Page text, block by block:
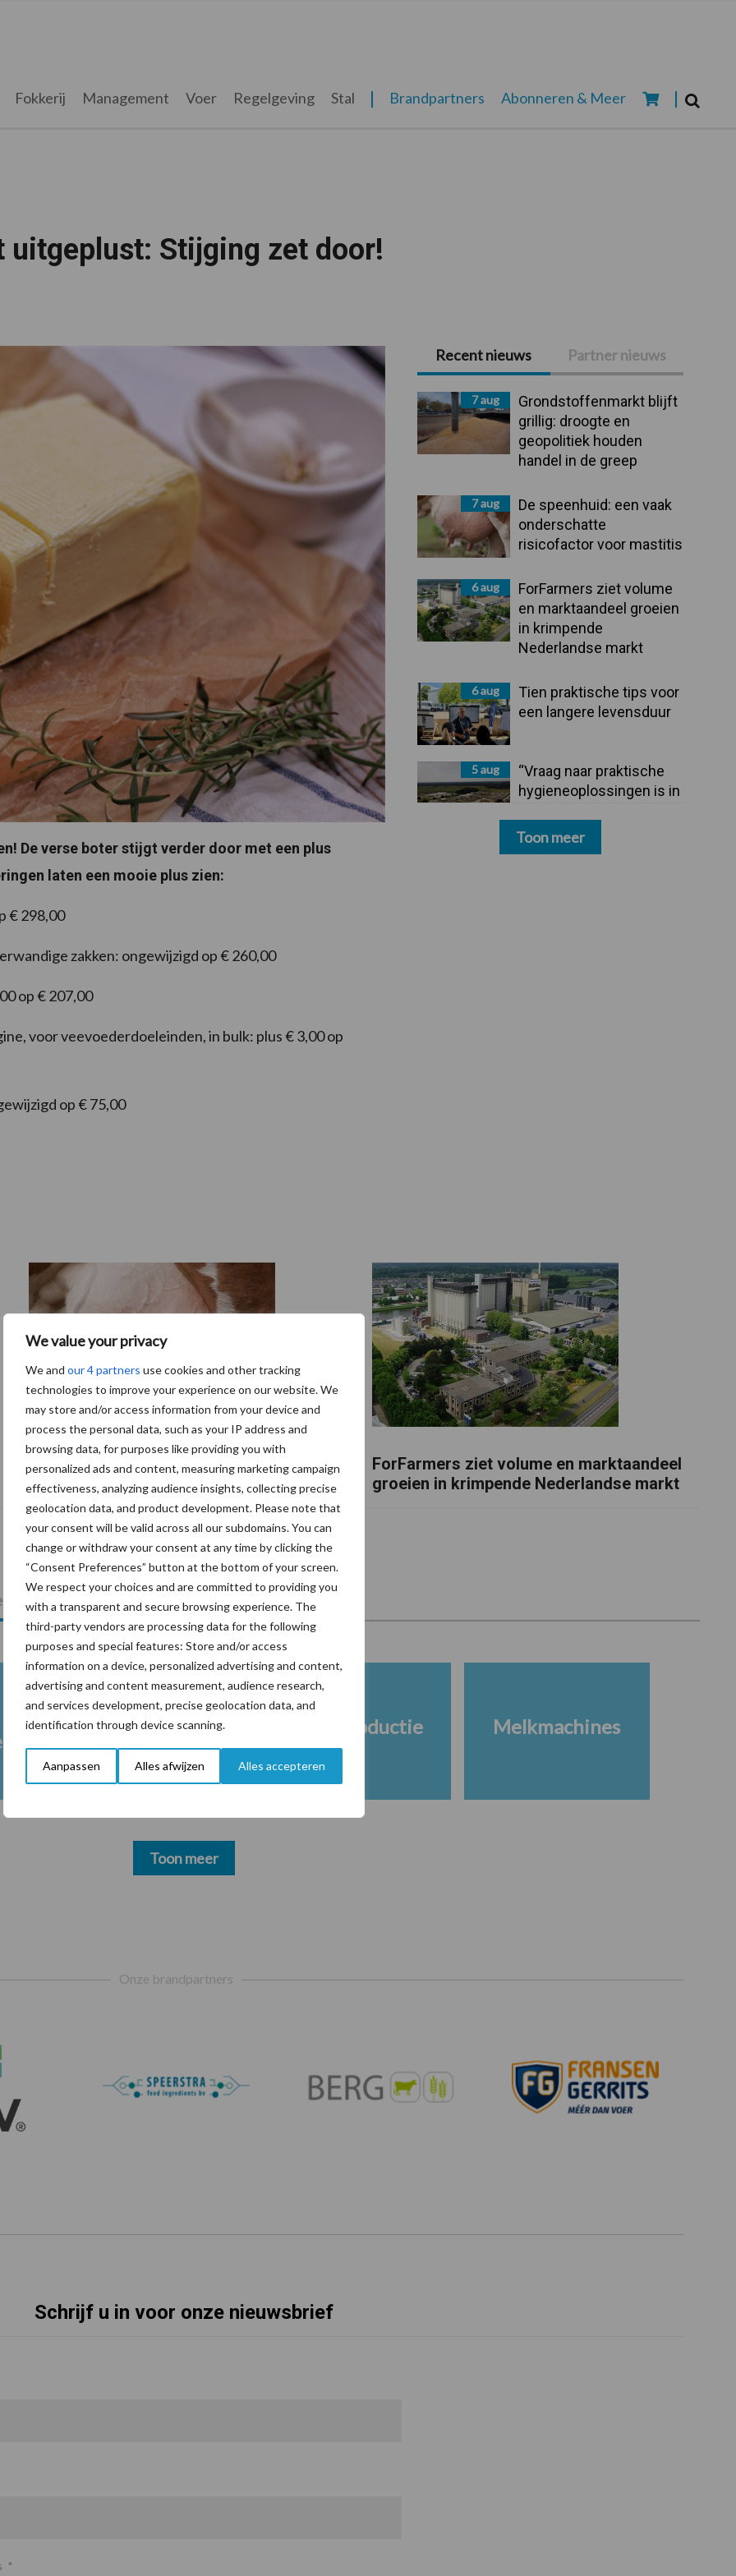
We value your privacy
We and our 4 partners use cookies and other tracking
technologies to improve your experience on our website. We
may store and/or access information from your device and
process the personal data, such as your IP address and
browsing data, for purposes like providing you with
personalized ads and content, measuring marketing campaign
effectiveness, analyzing audience insights, collecting precise
geolocation data, and product development. Please note that
your consent will be valid across all our subdomains. You can
change or withdraw your consent at any time by clicking the
“Consent Preferences” button at the bottom of your screen.
We respect your choices and are committed to providing you
with a transparent and secure browsing experience. The
third-party vendors are processing data for the following
purposes and special features: Store and/or access
information on a device, personalized advertising and content,
advertising and content measurement, audience research,
and services development, precise geolocation data, and
identification through device scanning.
Aanpassen Alles afwijzen Alles accepteren
Fokkerij Management Voer Regelgeving Stal Brandpartners Abonneren & Meer
Stijging zet door!
De verse boter stijgt verder door met een plus
laten een mooie plus zien:
€ 298,00
zakken: ongewijzigd op € 260,00
op € 207,00
voor veevoederdoeleinden, in bulk: plus € 3,00 op
op € 75,00
Primaire
Sidebar
Recent nieuws Partner nieuws
7 aug
Grondstoffenmarkt blijft
grillig: droogte en
geopolitiek houden
handel in de greep
7 aug
De speenhuid: een vaak
onderschatte
risicofactor voor mastitis
6 aug
ForFarmers ziet volume
en marktaandeel groeien
in krimpende
Nederlandse markt
6 aug
Tien praktische tips voor
een langere levensduur
5 aug
“Vraag naar praktische
hygieneoplossingen is in
Toon meer
De speenhuid: een vaak onderschatte
risicofactor voor mastitis
ForFarmers ziet volume en marktaandeel
groeien in krimpende Nederlandse markt
Veevoer Wet en regelgeving
Melkproductie Melkmachines
Toon meer
Onze brandpartners
Schrijf u in voor onze nieuwsbrief
*